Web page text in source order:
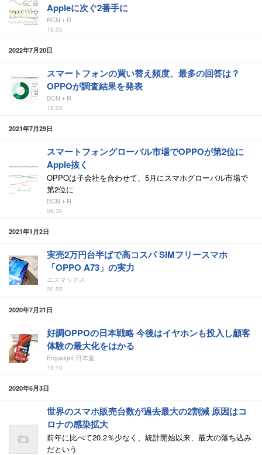
Appleに次ぐ2番手に
BCN＋R
18:30
2022年7月20日
スマートフォンの買い替え頻度、最多の回答は？
OPPOが調査結果を発表
BCN＋R
18:00
2021年7月29日
スマートフォングローバル市場でOPPOが第2位に
Apple抜く
OPPOは子会社を合わせて、5月にスマホグローバル市場で
第2位に
BCN＋R
06:30
2021年1月2日
実売2万円台半ばで高コスパ SIMフリースマホ
「OPPO A73」の実力
エスマックス
20:55
2020年7月21日
好調OPPOの日本戦略 今後はイヤホンも投入し顧客
体験の最大化をはかる
Engadget 日本版
19:10
2020年6月3日
世界のスマホ販売台数が過去最大の2割減 原因はコ
ロナの感染拡大
前年に比べて20.2％少なく、統計開始以来、最大の落ち込み
だという